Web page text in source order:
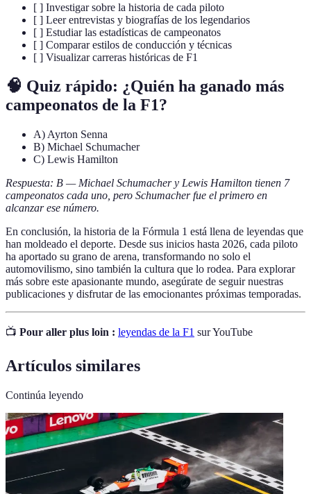
[ ] Investigar sobre la historia de cada piloto
[ ] Leer entrevistas y biografías de los legendarios
[ ] Estudiar las estadísticas de campeonatos
[ ] Comparar estilos de conducción y técnicas
[ ] Visualizar carreras históricas de F1
🧠 Quiz rápido: ¿Quién ha ganado más
campeonatos de la F1?
A) Ayrton Senna
B) Michael Schumacher
C) Lewis Hamilton
Respuesta: B — Michael Schumacher y Lewis Hamilton tienen 7
campeonatos cada uno, pero Schumacher fue el primero en
alcanzar ese número.
En conclusión, la historia de la Fórmula 1 está llena de leyendas que
han moldeado el deporte. Desde sus inicios hasta 2026, cada piloto
ha aportado su grano de arena, transformando no solo el
automovilismo, sino también la cultura que lo rodea. Para explorar
más sobre este apasionante mundo, asegúrate de seguir nuestras
publicaciones y disfrutar de las emocionantes próximas temporadas.
📺 Pour aller plus loin : leyendas de la F1 sur YouTube
Artículos similares
Continúa leyendo